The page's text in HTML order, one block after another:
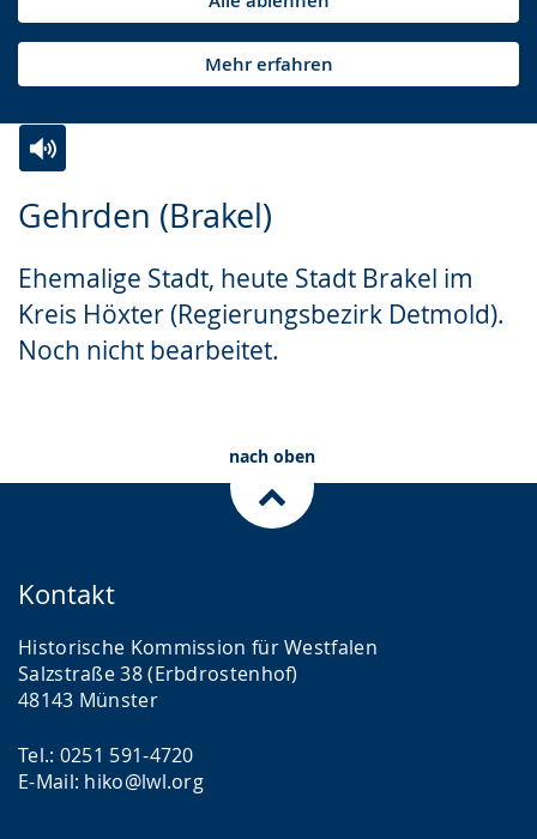
Mehr erfahren
Gehrden (Brakel)
Ehemalige Stadt, heute Stadt Brakel im
Kreis Höxter (Regierungsbezirk Detmold).
Noch nicht bearbeitet.
Leichten
wechseln.
Audio-
Video
Deutscher
Gebärdensprache
wird
nach oben
Kontakt
Historische Kommission für Westfalen
Salzstraße 38 (Erbdrostenhof)
48143 Münster
Tel.: 0251 591-4720
E-Mail: hiko@lwl.org